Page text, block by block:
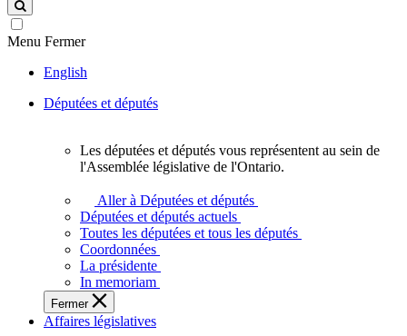
ce
site
Menu Fermer
English
Députées et députés
députés
vous
représentent
sein
de
l'Assemblée
législative
Les députées et députés vous représentent au sein de
l'Assemblée législative de l'Ontario.
Aller à Députées et députés
Députées et députés actuels
Toutes les députées et tous les députés
Coordonnées
La présidente
In memoriam
Fermer
Affaires législatives